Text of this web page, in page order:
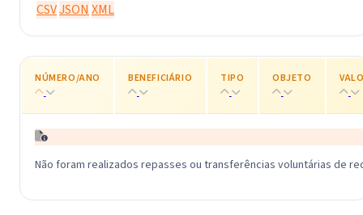
CSVJSON XML
NÚMERO/ANO BENEFICIÁRIO TIPO OBJETO
Não foram realizados repasses ou transferências voluntárias de